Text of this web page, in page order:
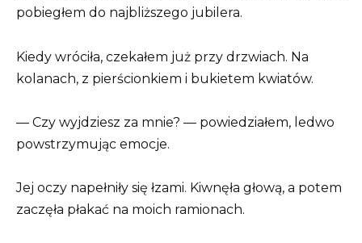
pobiegłem do najbliższego jubilera.
Kiedy wróciła, czekałem już przy drzwiach. Na
kolanach, z pierścionkiem i bukietem kwiatów.
— Czy wyjdziesz za mnie? — powiedziałem, ledwo
powstrzymując emocje.
Jej oczy napełniły się łzami. Kiwnęła głową, a potem
zaczęła płakać na moich ramionach.